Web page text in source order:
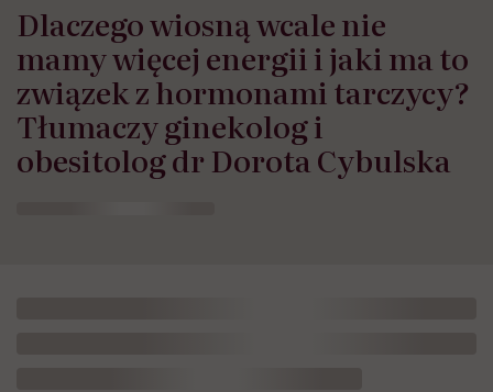
Dlaczego wiosną wcale nie
mamy więcej energii i jaki ma to
związek z hormonami tarczycy?
Tłumaczy ginekolog i
obesitolog dr Dorota Cybulska